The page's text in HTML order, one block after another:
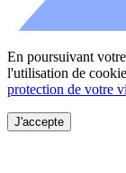
En poursuivant
l'utilisation de
protection de votre
J'accepte